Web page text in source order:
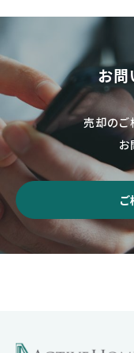
お問
売却のご
お